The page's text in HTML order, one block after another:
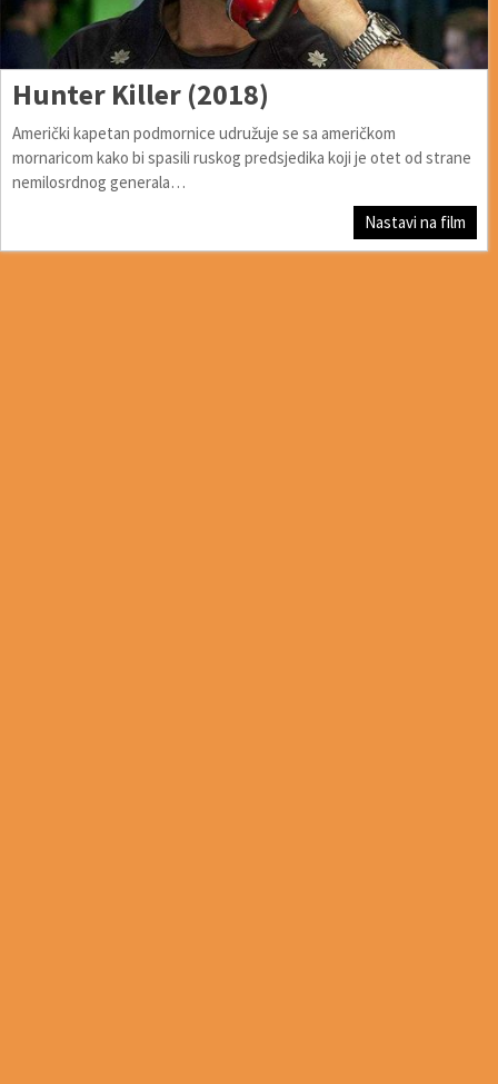
Hunter Killer (2018)
Američki kapetan podmornice udružuje se sa američkom
mornaricom kako bi spasili ruskog predsjedika koji je otet od strane
nemilosrdnog generala…
Nastavi na film